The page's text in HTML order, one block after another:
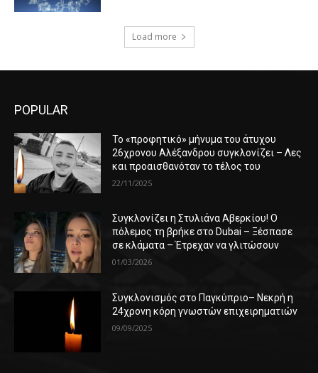
Load more
POPULAR
Το «προφητικό» μήνυμα του άτυχου
26χρονου Αλέξανδρου συγκλονίζει – Λες
και προαισθανόταν το τέλος του
22/11/2025
Συγκλονίζει η Στυλιάνα Αβερκίου! Ο
πόλεμος τη βρήκε στο Dubai – Ξέσπασε
σε κλάματα – Έτρεχαν να γλιτώσουν
01/03/2026
Συγκλονισμός στο Παγκύπριο– Νεκρή η
24χρονη κόρη γνωστών επιχειρηματιών
09/09/2025